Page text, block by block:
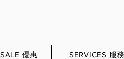
SALE 優惠 SERVICES 服務